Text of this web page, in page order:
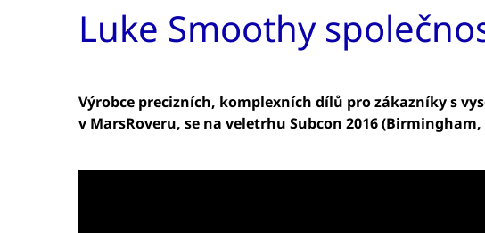
Luke Smoothy
Výrobce precizních, komplexních dílů pro zákazníky s
v MarsRoveru, se na veletrhu Subcon 2016